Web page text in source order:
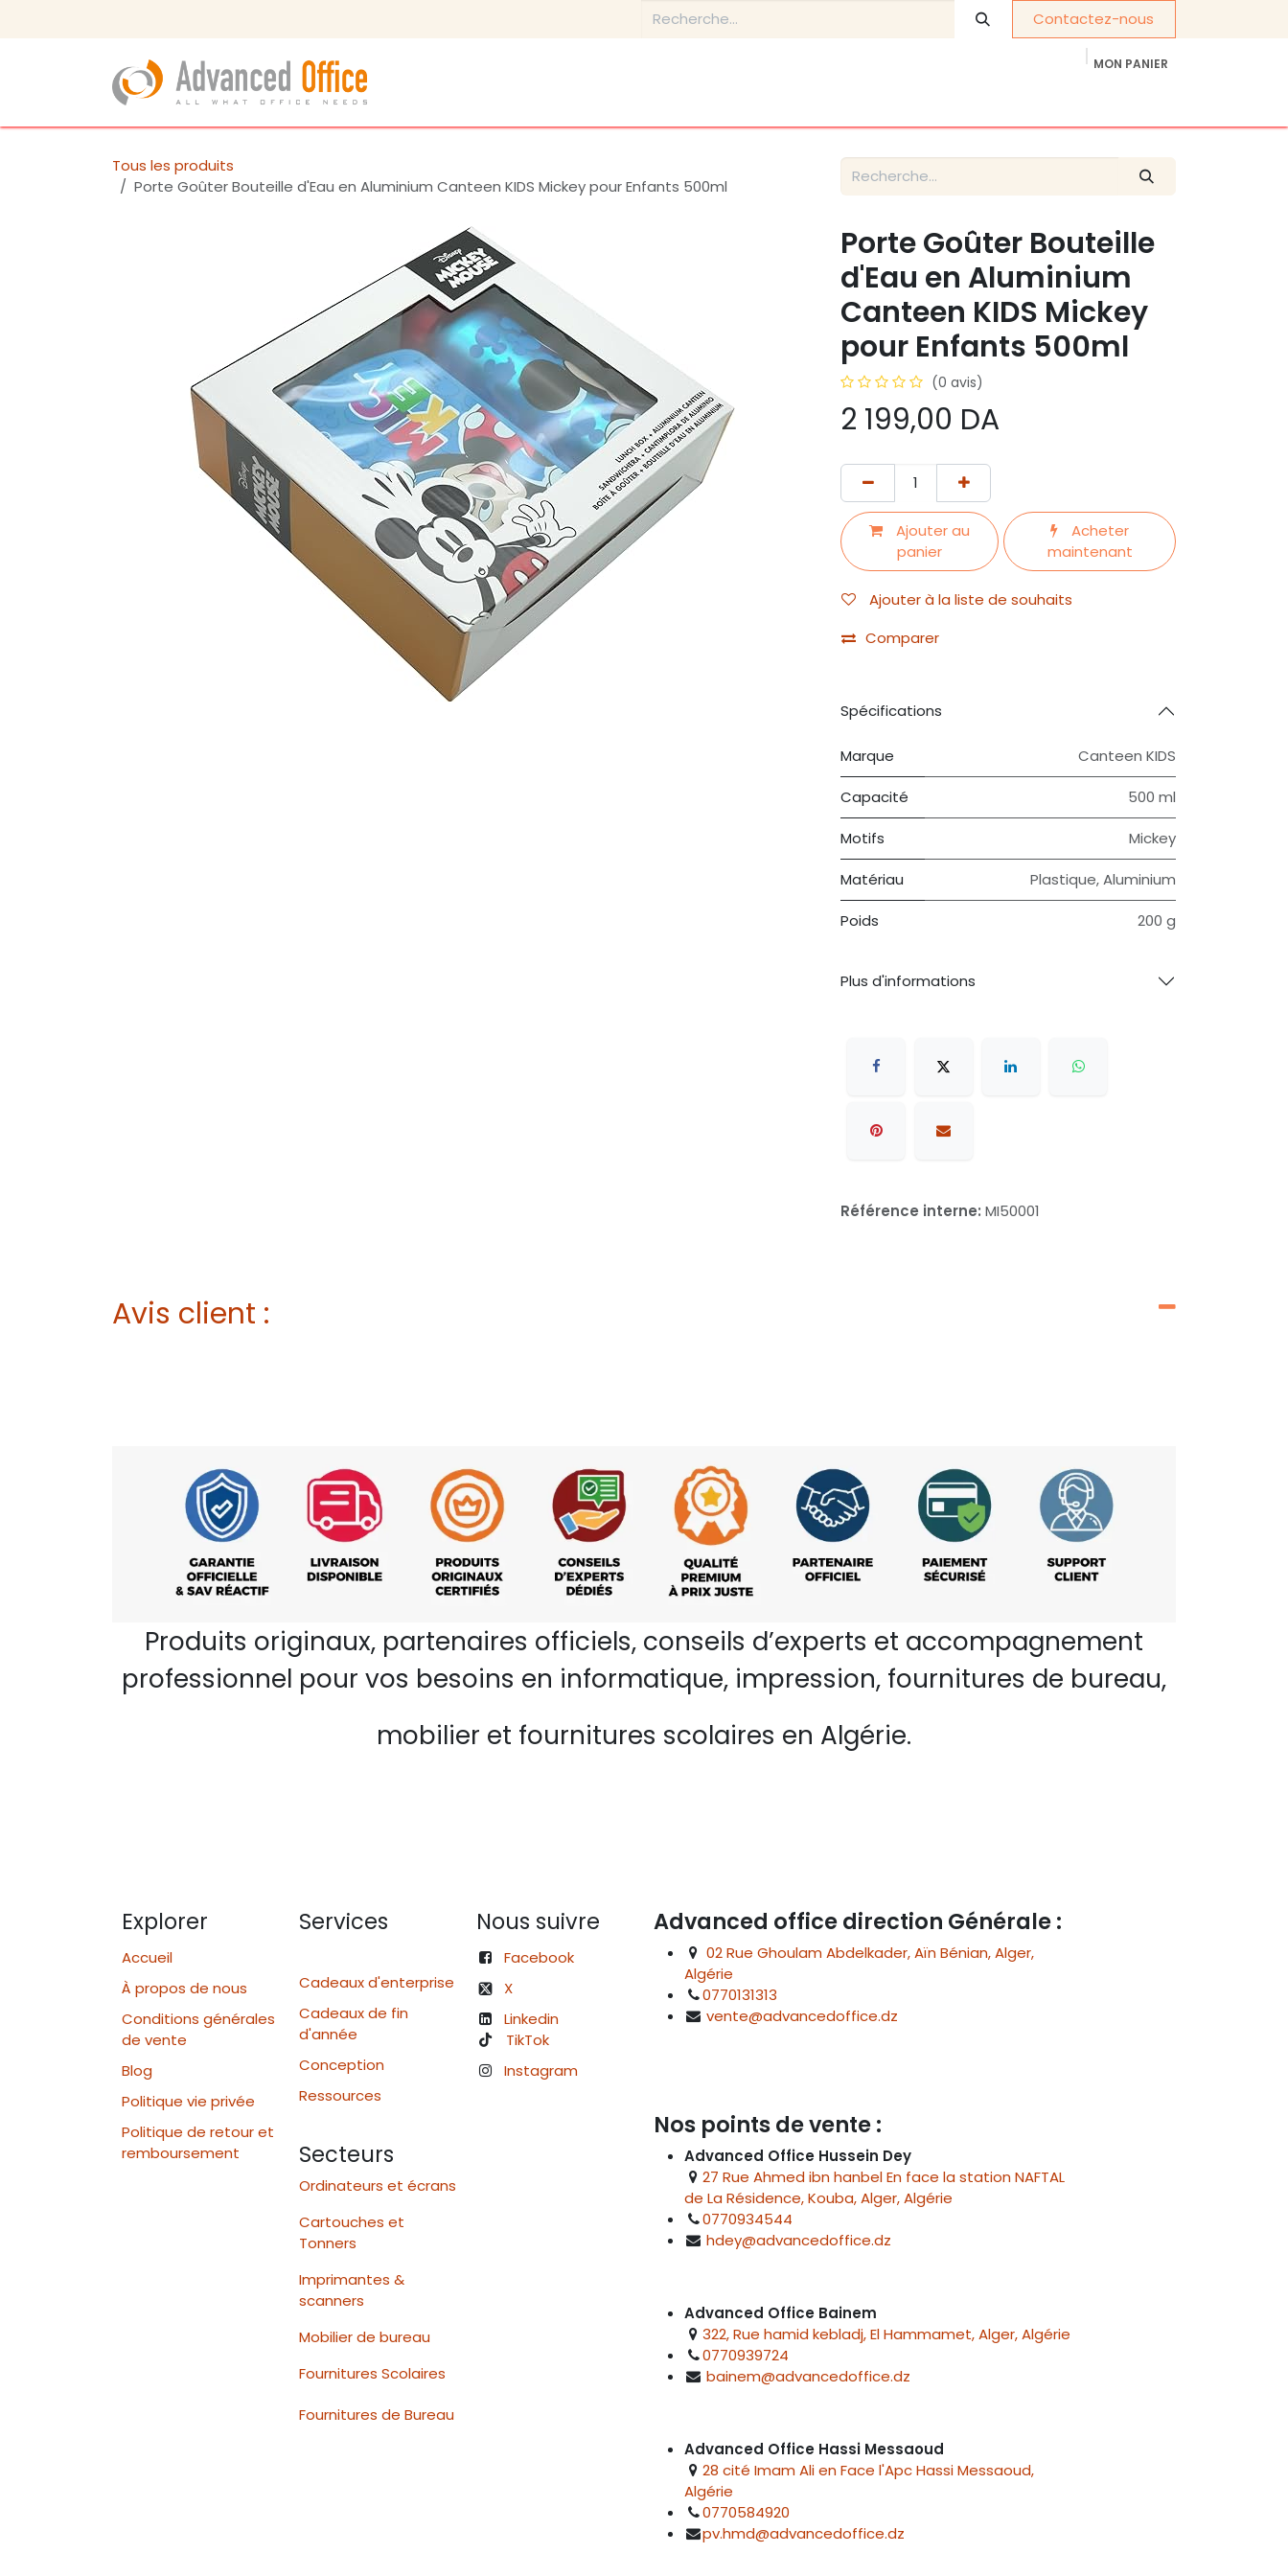
Contactez-nous
MON PANIER
Tous les produits
Porte Goûter Bouteille d'Eau en Aluminium Canteen KIDS Mickey pour Enfants 500ml
Porte Goûter Bouteille
d'Eau en Aluminium
Canteen KIDS Mickey
pour Enfants 500ml
(0 avis)
2 199,00 DA
Ajouter au
panier
Acheter
maintenant
Ajouter à la liste de souhaits
Comparer
Spécifications
Marque Canteen KIDS
Capacité 500 ml
Motifs Mickey
Matériau ‎Plastique, Aluminium
Poids ‎200 g
Plus d'informations
Référence interne: MI50001
Avis client :
Produits originaux, partenaires officiels, conseils d’experts et accompagnement
professionnel pour vos besoins en informatique, impression, fournitures de bureau,
mobilier et fournitures scolaires en Algérie.
Explorer
Accueil
À propos de nous
Conditions générales
de vente
Blog
Politique vie privée
Politique de retour et
remboursement
Services
Cadeaux d'enterprise
Cadeaux de fin
d'année
Conception
Ressources
Secteurs
Ordinateurs et écrans
Cartouches et
Tonners
Imprimantes &
scanners
Mobilier de bureau
Fournitures Scolaires
Fournitures de Bureau
Nous suivre
Facebook
X
Linkedin
TikTok
Instagram
Advanced office direction Générale :
02 Rue Ghoulam Abdelkader, Aïn Bénian, Alger,
Algérie
0770131313
vente@advancedoffice.dz
Nos points de vente :
Advanced Office Hussein Dey
27 Rue Ahmed ibn hanbel En face la station NAFTAL
de La Résidence, Kouba, Alger, Algérie
0770934544
hdey@advancedoffice.dz
Advanced Office Bainem
322, Rue hamid kebladj, El Hammamet, Alger, Algérie
0770939724
bainem@advancedoffice.dz
Advanced Office Hassi Messaoud
28 cité Imam Ali en Face l'Apc Hassi Messaoud,
Algérie
0770584920
pv.hmd@advancedoffice.dz